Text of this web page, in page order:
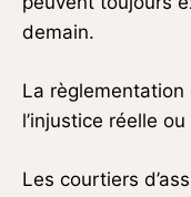
demain.
La
l’injustice réelle
Les courtiers